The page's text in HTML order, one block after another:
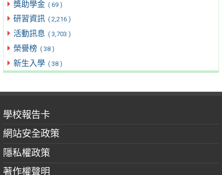
獎助學金 ( 69 )
研習資訊 ( 2,216 )
活動訊息 ( 3,703 )
榮譽榜 ( 38 )
新生入學 ( 38 )
學校報告卡
網站安全政策
隱私權政策
著作權聲明